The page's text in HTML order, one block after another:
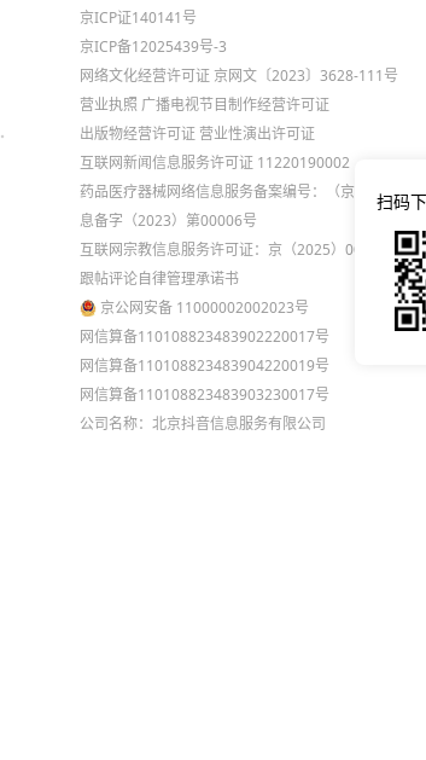
京ICP证140141号
京ICP备12025439号-3
网络文化经营许可证 京网文〔2023〕3628-111号
营业执照 广播电视节目制作经营许可证
出版物经营许可证 营业性演出许可证
互联网新闻信息服务许可证 11220190002
药品医疗器械网络信息服务备案编号：（京）网药械信
息备字（2023）第00006号
互联网宗教信息服务许可证：京（2025）0000021
跟帖评论自律管理承诺书
京公网安备 11000002002023号
网信算备110108823483902220017号
网信算备110108823483904220019号
网信算备110108823483903230017号
公司名称：北京抖音信息服务有限公司
扫码